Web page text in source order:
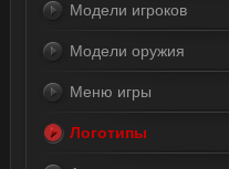
Модели игроков
Модели оружия
Меню игры
Логотипы